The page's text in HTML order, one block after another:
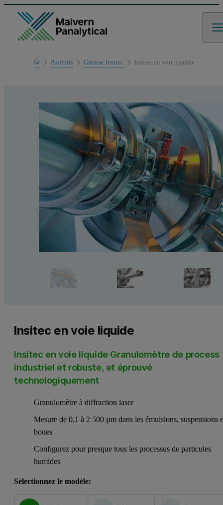
HomeProduits
Gamme de produits
Gamme Insitec Insitec en voie liquide
Insitec en voie liquide
Insitec en voie liquide Granulomètre de process
industriel et robuste, et éprouvé
technologiquement
Granulomètre à diffraction laser
Mesure de 0,1 à 2 500 µm dans les émulsions, suspensions
boues
Configurez pour presque tous les processus de particules
humides
Sélectionnez le modèle: